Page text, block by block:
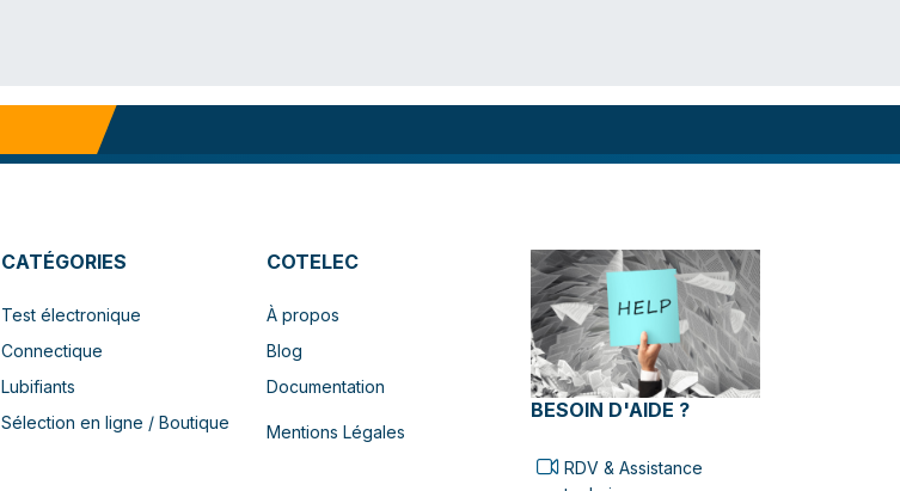
CATÉGORIES
Test électronique
Connectique
Lubifiants
Sélection en ligne / Boutique
COTELEC
À propos
Blog
Documentation
Mentions Légales
BESOIN D'AIDE ?
RDV & Assistance